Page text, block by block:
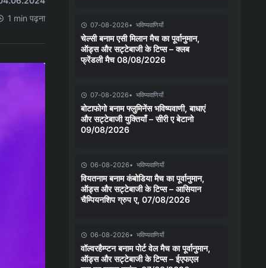
1 min पढ़ना
07-08-2026 भविष्यवाणियाँ
चेल्सी बनाम एसी मिलान मैच का पूर्वानुमान,
ऑड्स और सट्टेबाजी के टिप्स – क्लब
फ्रेंडली मैच 08/08/2026
07-08-2026 भविष्यवाणियाँ
बोटाफोगो बनाम फ्लुमिनेंस भविष्यवाणी, बाधाएं
और सट्टेबाजी युक्तियाँ – सीरी ए बेटानो
09/08/2026
06-08-2026 भविष्यवाणियाँ
वियतनाम बनाम कंबोडिया मैच का पूर्वानुमान,
ऑड्स और सट्टेबाजी के टिप्स – आसियान
चैम्पियनशिप ग्रुप ए, 07/08/2026
06-08-2026 भविष्यवाणियाँ
वॉल्वरहैम्प्टन बनाम पोर्ट वेल मैच का पूर्वानुमान,
ऑड्स और सट्टेबाजी के टिप्स – ईएफएल